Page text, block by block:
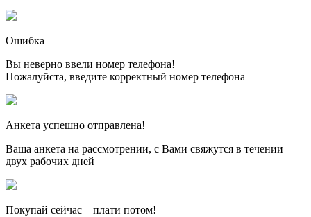
Ошибка
Вы неверно ввели номер телефона!
Пожалуйста, введите корректный номер телефона
Анкета успешно отправлена!
Ваша анкета на рассмотрении, с Вами свяжутся в течении
двух рабочих дней
Покупай сейчас – плати потом!